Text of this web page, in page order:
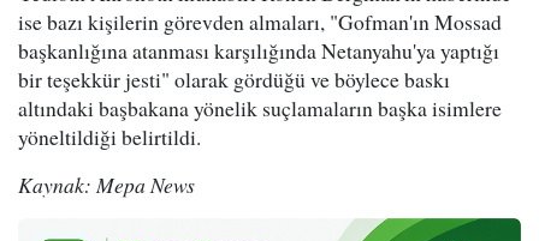
ise bazı kişilerin görevden almaları, "Gofman'ın Mossad
başkanlığına atanması karşılığında Netanyahu'ya yaptığı
bir teşekkür jesti" olarak gördüğü ve böylece baskı
altındaki başbakana yönelik suçlamaların başka isimlere
yöneltildiği belirtildi.
Kaynak: Mepa News